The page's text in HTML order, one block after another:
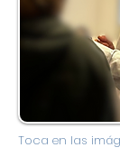
Toca en las